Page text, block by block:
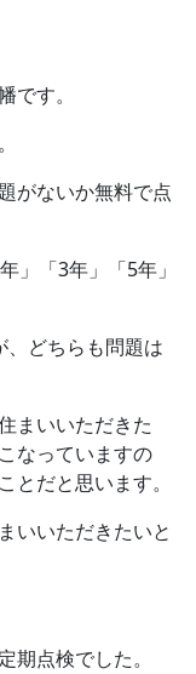
です。
がないか無料で点
」「3年」「5年」
どちらも問題は
まいいただきた
なっていますの
とだと思います。
いいただきたいと
期点検でした。